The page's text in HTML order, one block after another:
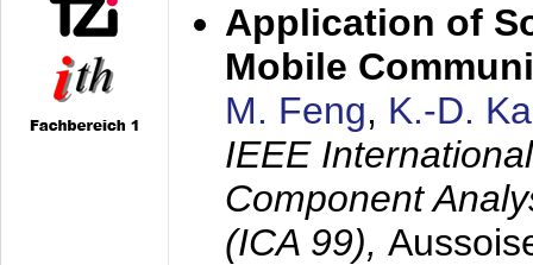
Application of
Mobile
M. Feng, K.-D.
IEEE
Component
(ICA 99),